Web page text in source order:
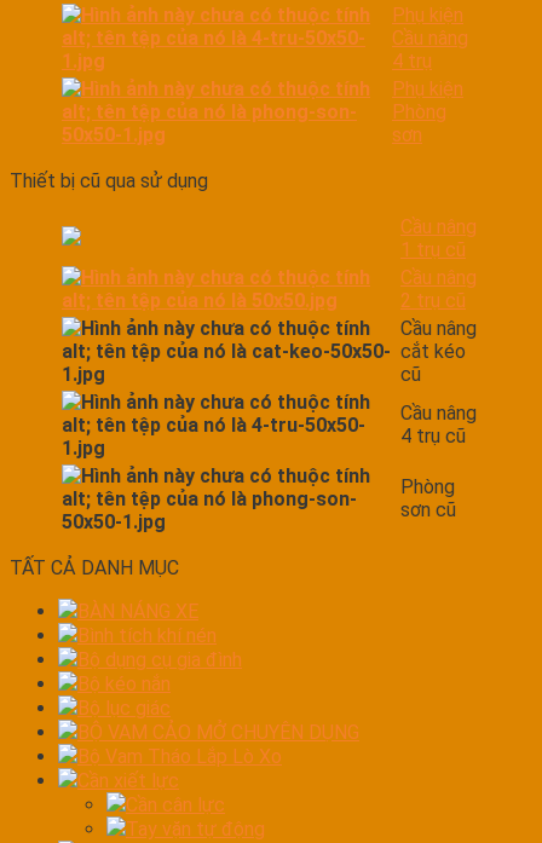
Phụ kiện
Cầu nâng
4 trụ
Phụ kiện
Phòng
sơn
Thiết bị cũ qua sử dụng
Cầu nâng
1 trụ cũ
Cầu nâng
2 trụ cũ
Cầu nâng
cắt kéo
cũ
Cầu nâng
4 trụ cũ
Phòng
sơn cũ
TẤT CẢ DANH MỤC
BÀN NÁNG XE
Bình tích khí nén
Bộ dụng cụ gia đình
Bộ kéo nắn
Bộ lục giác
BỘ VAM CẢO MỞ CHUYÊN DỤNG
Bộ Vam Tháo Lắp Lò Xo
Cần xiết lực
Cần cân lực
Tay vặn tự động